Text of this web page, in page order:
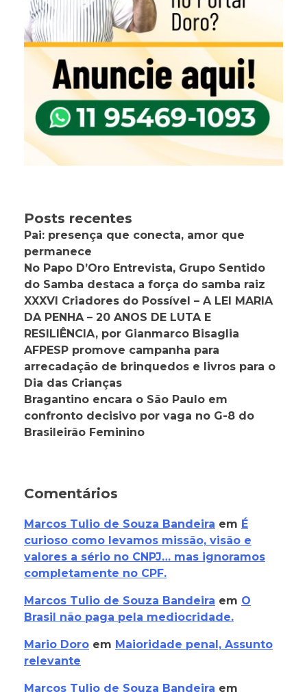
Posts recentes
Pai: presença que conecta, amor que
permanece
No Papo D’Oro Entrevista, Grupo Sentido
do Samba destaca a força do samba raiz
XXXVI Criadores do Possível – A LEI MARIA
DA PENHA – 20 ANOS DE LUTA E
RESILIÊNCIA, por Gianmarco Bisaglia
AFPESP promove campanha para
arrecadação de brinquedos e livros para o
Dia das Crianças
Bragantino encara o São Paulo em
confronto decisivo por vaga no G-8 do
Brasileirão Feminino
Comentários
Marcos Tulio de Souza Bandeira em É
curioso como levamos missão, visão e
valores a sério no CNPJ… mas ignoramos
completamente no CPF.
Marcos Tulio de Souza Bandeira em O
Brasil não paga pela mediocridade.
Mario Doro em Maioridade penal, Assunto
relevante
Marcos Tulio de Souza Bandeira em